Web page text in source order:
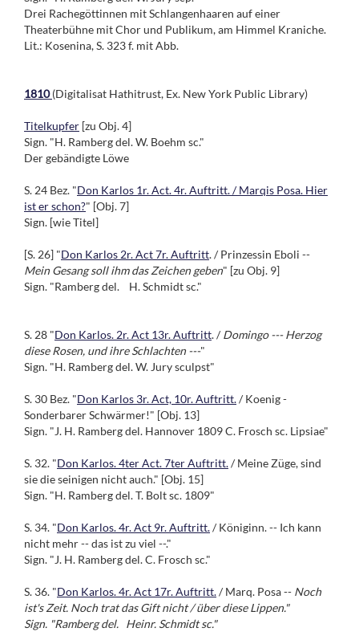
Drei Rachegöttinnen mit Schlangenhaaren auf einer
Theaterbühne mit Chor und Publikum, am Himmel Kraniche.
Lit.: Kosenina, S. 323 f. mit Abb.
1810(Digitalisat Hathitrust, Ex. New York Public Library)
Titelkupfer [zu Obj. 4]
Sign. "H. Ramberg del. W. Boehm sc."
Der gebändigte Löwe
S. 24 Bez. "Don Karlos 1r. Act. 4r. Auftritt. / Marqis Posa. Hier
ist er schon?" [Obj. 7]
Sign. [wie Titel]
[S. 26] "Don Karlos 2r. Act 7r. Auftritt. / Prinzessin Eboli --
Mein Gesang soll ihm das Zeichen geben" [zu Obj. 9]
Sign. "Ramberg del. H. Schmidt sc."
S. 28 "Don Karlos. 2r. Act 13r. Auftritt. /Domingo --- Herzog
diese Rosen, und ihre Schlachten ---"
Sign. "H. Ramberg del. W. Jury sculpst"
S. 30 Bez. "Don Karlos 3r. Act, 10r. Auftritt./ Koenig -
Sonderbarer Schwärmer!" [Obj. 13]
Sign. "J. H. Ramberg del. Hannover 1809 C. Frosch sc. Lipsiae"
S. 32. "Don Karlos. 4ter Act. 7ter Auftritt./ Meine Züge, sind
sie die seinigen nicht auch." [Obj. 15]
Sign. "H. Ramberg del. T. Bolt sc. 1809"
S. 34. "Don Karlos. 4r. Act 9r. Auftritt./ Königinn. -- Ich kann
nicht mehr -- das ist zu viel --."
Sign. "J. H. Ramberg del. C. Frosch sc."
S. 36. "Don Karlos. 4r. Act 17r. Auftritt./ Marq. Posa -- Noch
ist's Zeit. Noch trat das Gift nicht / über diese Lippen."
Sign. "Ramberg del. Heinr. Schmidt sc."